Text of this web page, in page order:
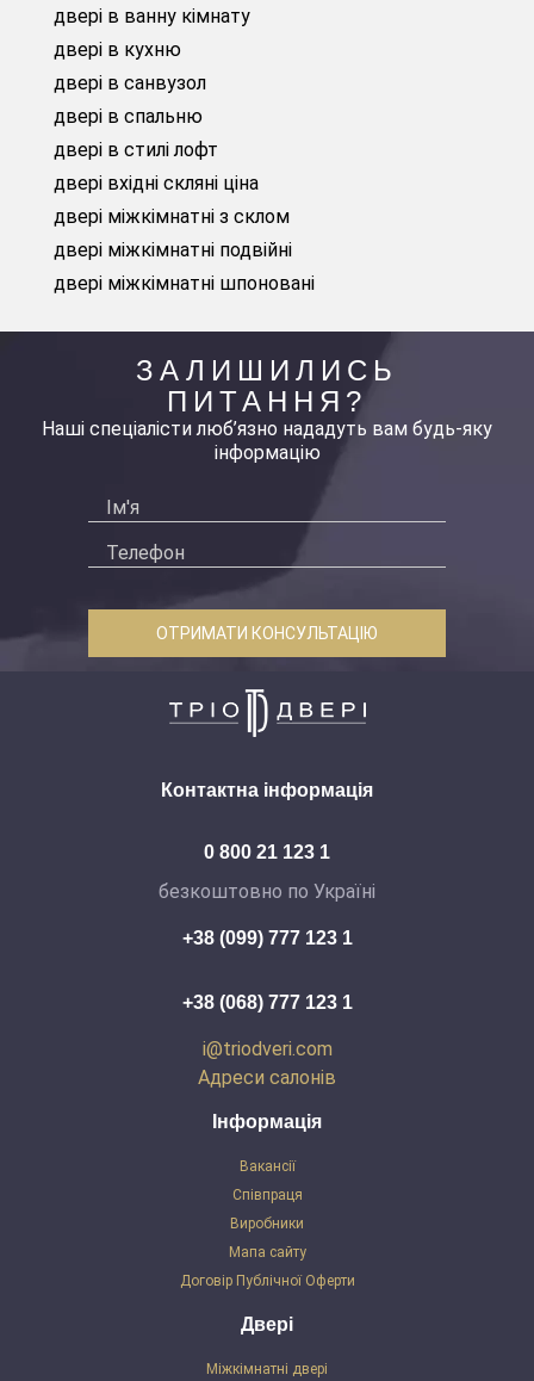
двері в ванну кімнату
двері в кухню
двері в санвузол
двері в спальню
двері в стилі лофт
двері вхідні скляні ціна
двері міжкімнатні з склом
двері міжкімнатні подвійні
двері міжкімнатні шпоновані
ЗАЛИШИЛИСЬ
ПИТАННЯ?
Наші спеціалісти люб’язно нададуть вам будь-яку
інформацію
ОТРИМАТИ КОНСУЛЬТАЦІЮ
Інформація
Вакансії
Співпраця
Виробники
Мапа сайту
Договір Публічної Оферти
Двері
Міжкімнатні двері
Контактна інформація
0 800 21 123 1
безкоштовно по Україні
+38 (099) 777 123 1
+38 (068) 777 123 1
i@triodveri.com
Адреси салонів